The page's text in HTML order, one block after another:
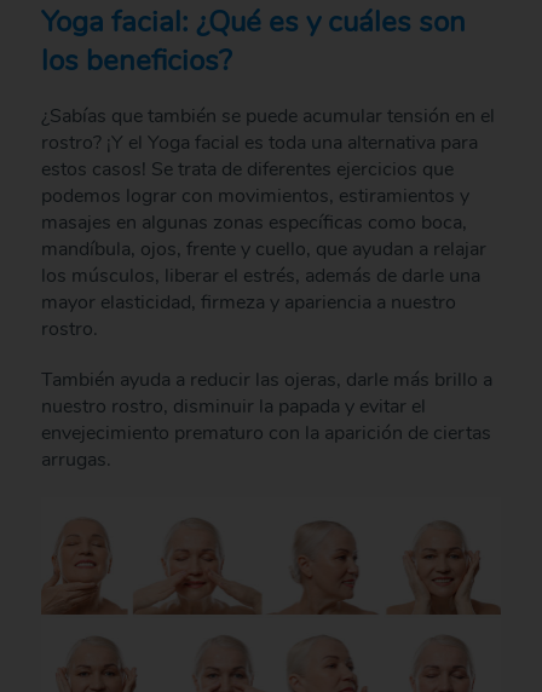
Yoga facial: ¿Qué es y cuáles son
los beneficios?
¿Sabías que también se puede acumular tensión en el
rostro? ¡Y el Yoga facial es toda una alternativa para
estos casos! Se trata de diferentes ejercicios que
podemos lograr con movimientos, estiramientos y
masajes en algunas zonas específicas como boca,
mandíbula, ojos, frente y cuello, que ayudan a relajar
los músculos, liberar el estrés, además de darle una
mayor elasticidad, firmeza y apariencia a nuestro
rostro.
También ayuda a reducir las ojeras, darle más brillo a
nuestro rostro, disminuir la papada y evitar el
envejecimiento prematuro con la aparición de ciertas
arrugas.